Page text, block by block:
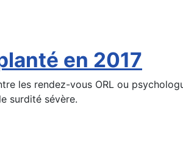
en 2017
les rendez-vous ORL ou
surdité sévère.